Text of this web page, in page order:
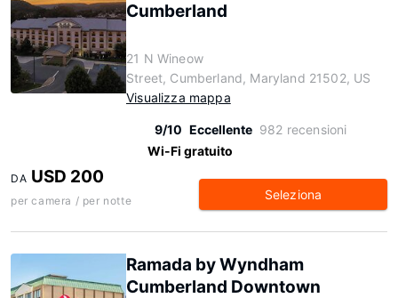
Cumberland
21 N Wineow
Street, Cumberland, Maryland 21502, US
Visualizza mappa
9/10 Eccellente 982 recensioni
Wi-Fi gratuito
DA USD 200
per camera / per notte Seleziona
Ramada by Wyndham
Cumberland Downtown